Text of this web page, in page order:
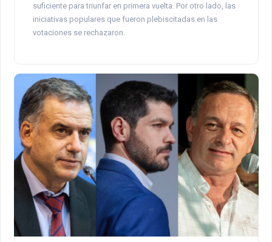
suficiente para triunfar en primera vuelta. Por otro lado, las
iniciativas populares que fueron plebiscitadas en las
votaciones se rechazaron.